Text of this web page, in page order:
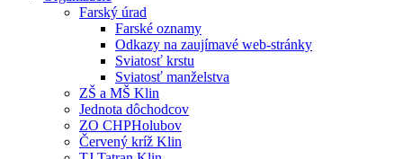
Farský úrad
Farské oznamy
Odkazy na zaujímavé web-stránky
Sviatosť krstu
Sviatosť manželstva
ZŠ a MŠ Klin
Jednota dôchodcov
ZO CHPHolubov
Červený kríž Klin